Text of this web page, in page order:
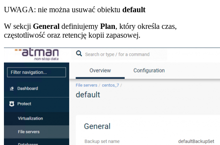
UWAGA: nie można usuwać obiektu default
W sekcji General definiujemy Plan, który określa czas,
częstotliwość oraz retencję kopii zapasowej.